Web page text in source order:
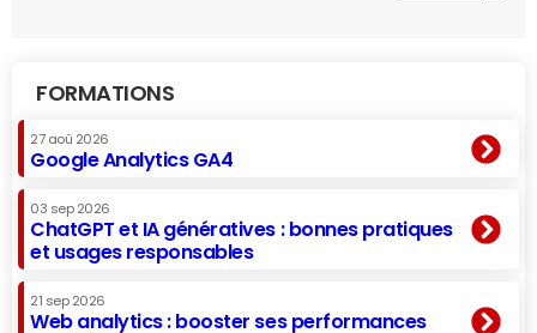
FORMATIONS
27 aoû 2026
Google Analytics GA4
03 sep 2026
ChatGPT et IA génératives : bonnes pratiques
et usages responsables
21 sep 2026
Web analytics : booster ses performances